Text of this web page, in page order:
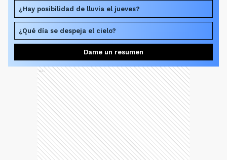
¿Hay posibilidad de lluvia el jueves?
¿Qué día se despeja el cielo?
Dame un resumen
Ads